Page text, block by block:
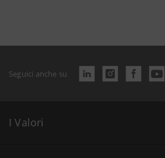
Seguici anche su
I Valori